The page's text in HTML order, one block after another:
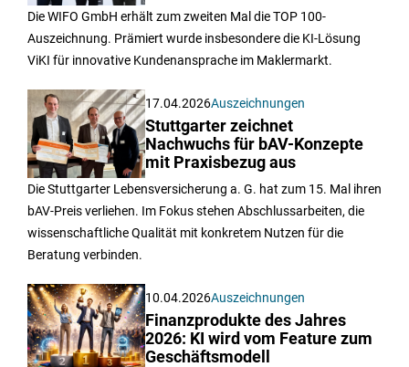
Die WIFO GmbH erhält zum zweiten Mal die TOP 100-
Auszeichnung. Prämiert wurde insbesondere die KI-Lösung
ViKI für innovative Kundenansprache im Maklermarkt.
17.04.2026Auszeichnungen
Stuttgarter zeichnet
Nachwuchs für bAV-Konzepte
mit Praxisbezug aus
Die Stuttgarter Lebensversicherung a. G. hat zum 15. Mal ihren
bAV-Preis verliehen. Im Fokus stehen Abschlussarbeiten, die
wissenschaftliche Qualität mit konkretem Nutzen für die
Beratung verbinden.
10.04.2026Auszeichnungen
Finanzprodukte des Jahres
2026: KI wird vom Feature zum
Geschäftsmodell